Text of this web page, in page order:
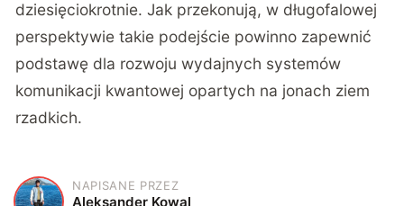
dziesięciokrotnie. Jak przekonują, w długofalowej
perspektywie takie podejście powinno zapewnić
podstawę dla rozwoju wydajnych systemów
komunikacji kwantowej opartych na jonach ziem
rzadkich.
A
NAPISANE PRZEZ
Aleksander Kowal